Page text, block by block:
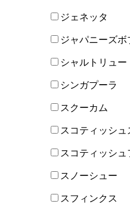
ジェネッタ
ジャパニーズボ
シャルトリュー
シンガプーラ
スクーカム
スコティッシュ
スコティッシュ
スノーシュー
スフィンクス